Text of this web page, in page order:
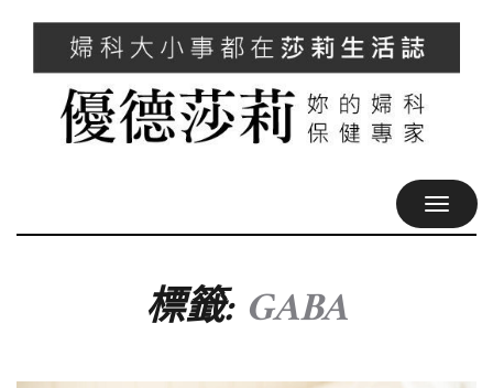
標籤: GABA